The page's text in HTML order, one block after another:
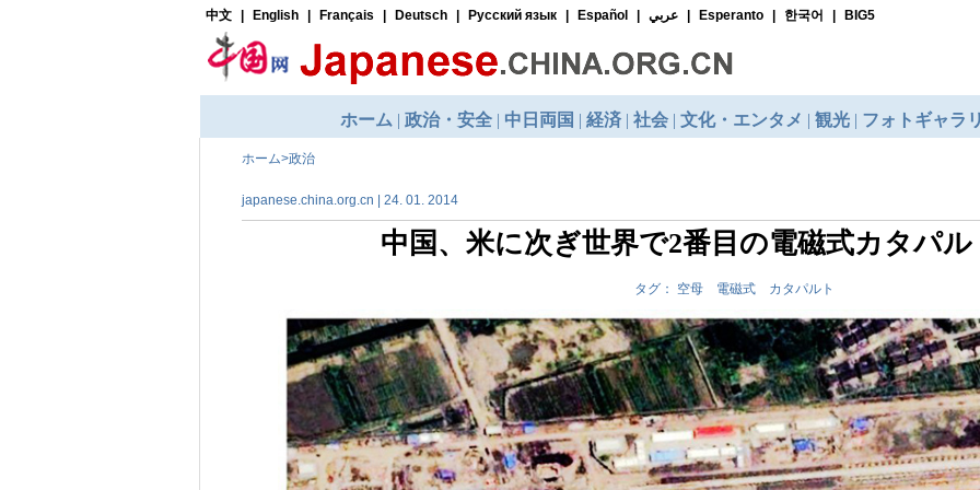
ホーム>政治
japanese.china.org.cn | 24. 01. 2014
中国、米に次ぎ世界で2番目の電磁式カタパ
タグ： 空母 電磁式 カタパルト